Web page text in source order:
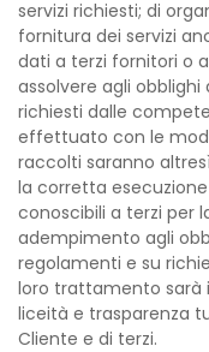
servizi richiesti; di
fornitura dei servizi
dati a terzi fornitori o
assolvere agli
richiesti dalle
effettuato con le
raccolti saranno
la corretta
conoscibili a terzi per
adempimento agli
regolamenti e su
loro trattamento sarà
liceità e trasparenza
Cliente e di terzi.